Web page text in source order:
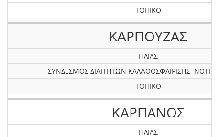
ΤΟΠΙΚΟ
ΚΑΡΠΟΥΖΑΣ
ΗΛΙΑΣ
ΣΥΝΔΕΣΜΟΣ ΔΙΑΙΤΗΤΩΝ ΚΑΛΑΘΟΣΦΑΙΡΙΣΗΣ
ΤΟΠΙΚΟ
ΚΑΡΠΑΝΟΣ
ΗΛΙΑΣ